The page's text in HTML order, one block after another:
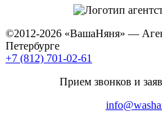
©2012-2026 «ВашаНяня» —
Петербурге
+7 (812) 701-02-61
Прием звонков и